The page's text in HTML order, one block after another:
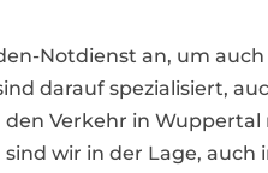
Notdienst an, um
darauf spezialisiert,
Verkehr in Wuppertal
wir in der Lage, auch